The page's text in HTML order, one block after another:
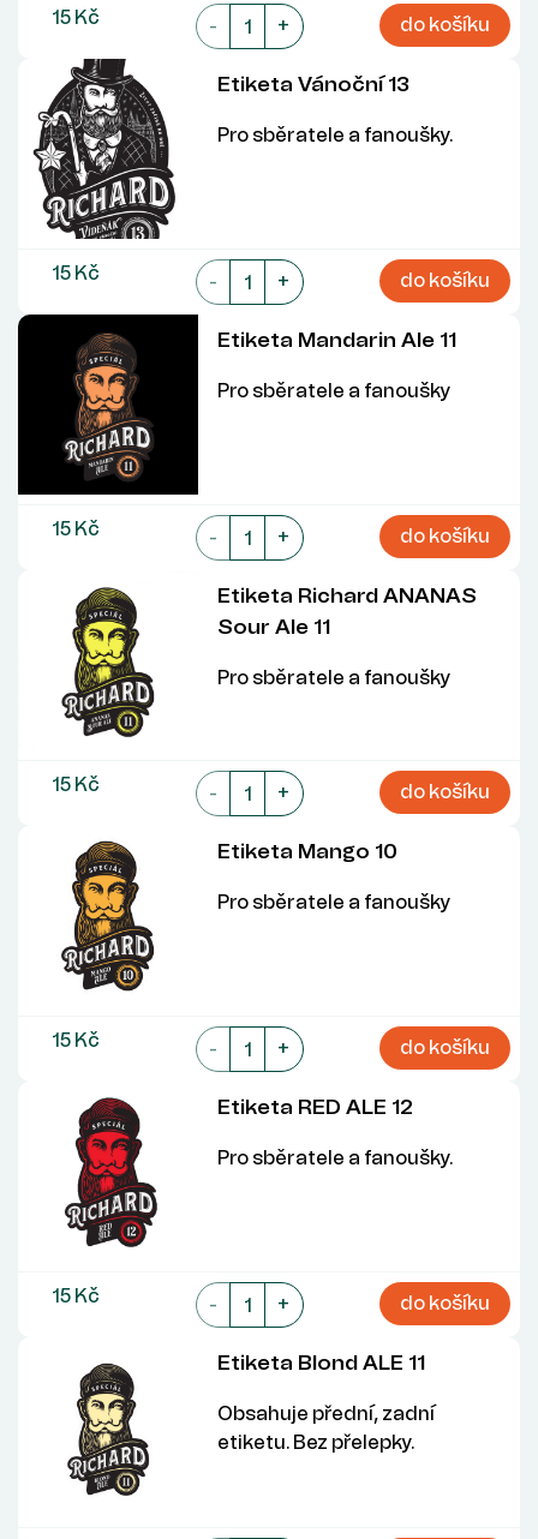
15 Kč - + do košíku
Etiketa Vánoční 13
Pro sběratele a fanoušky.
15 Kč - + do košíku
Etiketa Mandarin Ale 11
Pro sběratele a fanoušky
15 Kč - + do košíku
Etiketa Richard ANANAS
Sour Ale 11
Pro sběratele a fanoušky
15 Kč - + do košíku
Etiketa Mango 10
Pro sběratele a fanoušky
15 Kč - + do košíku
Etiketa RED ALE 12
Pro sběratele a fanoušky.
15 Kč - + do košíku
Etiketa Blond ALE 11
Obsahuje přední, zadní
etiketu. Bez přelepky.